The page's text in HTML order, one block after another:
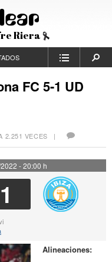
Riera
FC 5-1 UD
2.251 VECES |
- 20:00 h
1
Alineaciones: